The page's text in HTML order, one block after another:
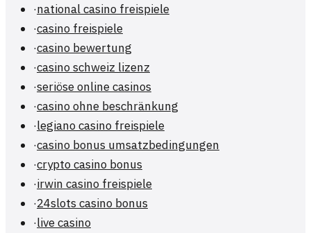
·national casino freispiele
·casino freispiele
·casino bewertung
·casino schweiz lizenz
·seriöse online casinos
·casino ohne beschränkung
·legiano casino freispiele
·casino bonus umsatzbedingungen
·crypto casino bonus
·irwin casino freispiele
·24slots casino bonus
·live casino